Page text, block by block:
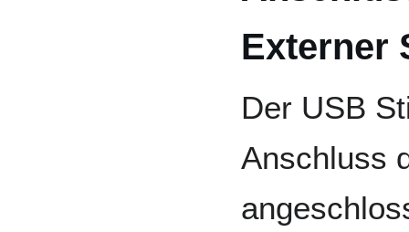
Externer
Der USB
Anschluss